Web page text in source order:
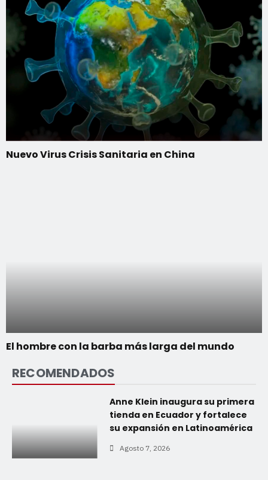
Nuevo Virus Crisis Sanitaria en China
El hombre con la barba más larga del mundo
RECOMENDADOS
Anne Klein inaugura su primera
tienda en Ecuador y fortalece
su expansión en Latinoamérica
Agosto 7, 2026